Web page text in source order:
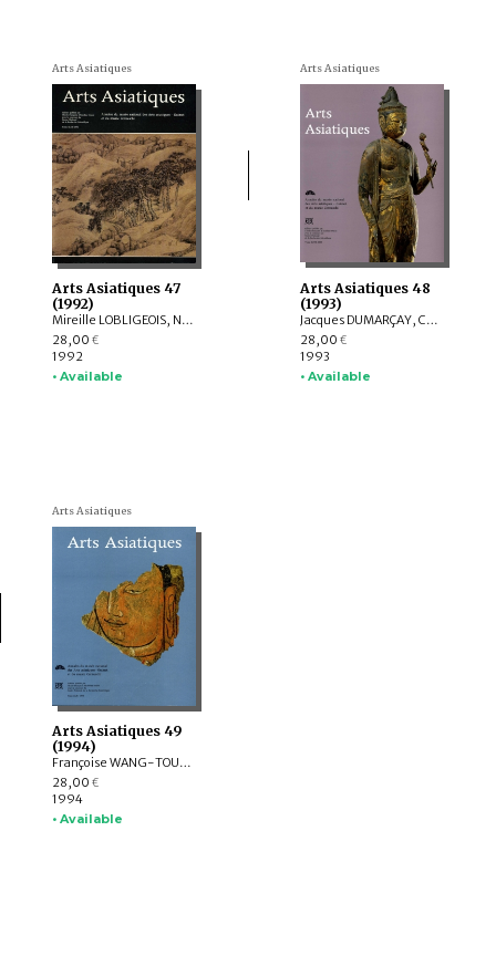
Arts Asiatiques
Arts Asiatiques 47
(1992)
Mireille LOBLIGEOIS, Nadine André-Pallois, Michel JACQ-HERGOUALC'H, Marie-France DUPOIZAT, Jakov A. SHER, Ka Bo Tsang, Bernard FRANK, Catherine JARRIGE, Helmut LOOFS-WISSOWA
28,00 €
1992
• Available
Arts Asiatiques
Arts Asiatiques 48
(1993)
Jacques DUMARÇAY, Christophe POTTIER, Pierre PICHARD, Jean BOISSELIER, Marie GATELLIER, Henri-Paul FRANCFORT, Hélène DISERENS, Catherine DELACOUR, Dominique SACCHI, Jakov A. SHER, François SOLEILHAVOUP, Pierre VIDAL, Claudine BAUTZE-PICRON
28,00 €
1993
• Available
Arts Asiatiques
Arts Asiatiques 49
(1994)
Françoise WANG-TOUTAIN, Michèle Pirazzoli-t'Serstevens, Jean BOISSELIER, Danielle ELISSEEFF, Amina OKADA, Boris MARSHAK, Corinne DEBAINE-FRANCFORT, Gilles GENEST, Laxman S. THAKUR, Robert DUQUENNE
28,00 €
1994
• Available